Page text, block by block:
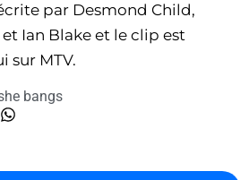
par Desmond Child,
Ian Blake et le clip est
sur MTV.
bangs